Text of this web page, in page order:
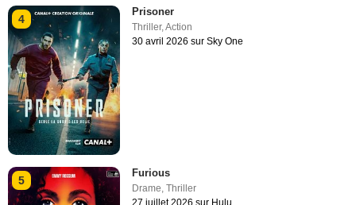
4
Prisoner
Thriller,Action
30 avril 2026 sur Sky One
5
Furious
Drame,Thriller
27 juillet 2026 sur Hulu